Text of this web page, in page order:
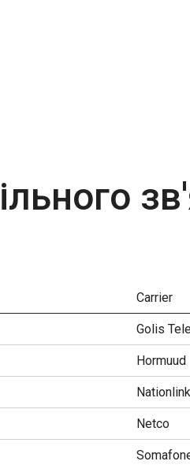
Carrier
Golis
Hormuud
Nationlink
Netco